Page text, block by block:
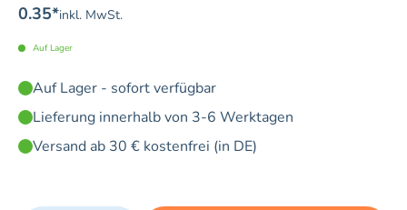
0.35*inkl. MwSt.
Auf Lager
Auf Lager - sofort verfügbar
Lieferung innerhalb von 3-6 Werktagen
Versand ab 30 € kostenfrei (in DE)